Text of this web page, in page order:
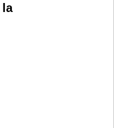
la